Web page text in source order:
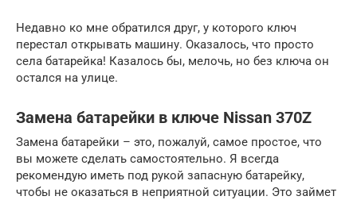
Недавно ко мне обратился друг, у которого ключ
перестал открывать машину. Оказалось, что просто
села батарейка! Казалось бы, мелочь, но без ключа он
остался на улице.
Замена батарейки в ключе Nissan 370Z
Замена батарейки – это, пожалуй, самое простое, что
вы можете сделать самостоятельно. Я всегда
рекомендую иметь под рукой запасную батарейку,
чтобы не оказаться в неприятной ситуации. Это займет